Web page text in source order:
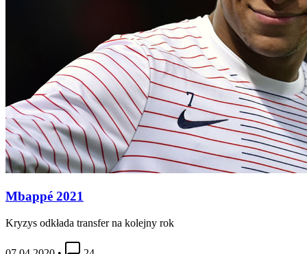
Mbappé 2021
Kryzys odkłada transfer na kolejny rok